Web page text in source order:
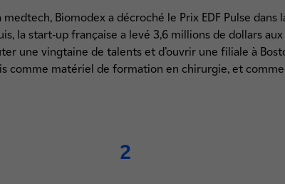
Biomodex a décroché le Prix EDF Pulse dans
la start-up française a levé 3,6 millions de dollars
une vingtaine de talents et d’ouvrir une filiale à
comme matériel de formation en chirurgie, et
2